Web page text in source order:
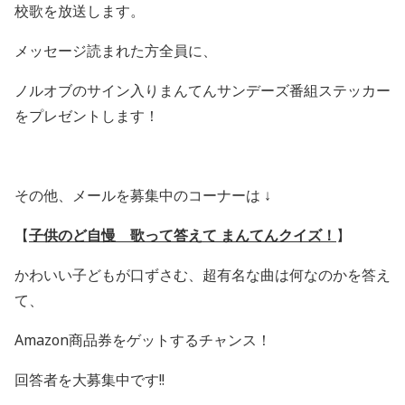
校歌を放送します。
メッセージ読まれた方全員に、
ノルオブのサイン入りまんてんサンデーズ番組ステッカー
をプレゼントします！
その他、メールを募集中のコーナーは ↓
【子供のど自慢 歌って答えて まんてんクイズ！ 】
かわいい子どもが口ずさむ、超有名な曲は何なのかを答え
て、
Amazon商品券をゲットするチャンス！
回答者を大募集中です!!